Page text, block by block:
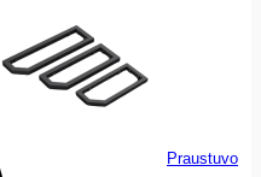
Praustuvo